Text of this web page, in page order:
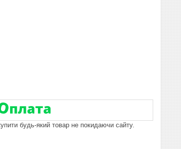
будь-який товар не покидаючи сайту.